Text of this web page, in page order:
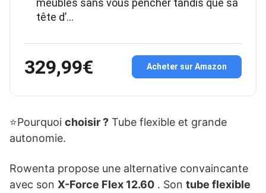
meubles sans vous pencher tandis que sa
tête d’…
329,99€ Acheter sur Amazon
⭐Pourquoi choisir ? Tube flexible et grande
autonomie.
Rowenta propose une alternative convaincante
avec son X-Force Flex 12.60 . Son tube flexible